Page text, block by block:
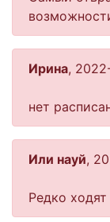
Ирина,
нет
Или науй,
Редко